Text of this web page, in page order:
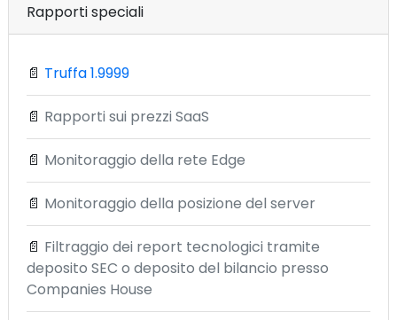
Rapporti speciali
📄 Truffa 1.9999
📄 Rapporti sui prezzi SaaS
📄 Monitoraggio della rete Edge
📄 Monitoraggio della posizione del server
📄 Filtraggio dei report tecnologici tramite
deposito SEC o deposito del bilancio presso
Companies House